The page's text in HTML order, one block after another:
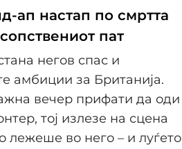
ап настап по смртта
пат
негов спас и
амбиции за Британија.
вечер прифати да оди
тој излезе на сцена
лежеше во него – и луѓето